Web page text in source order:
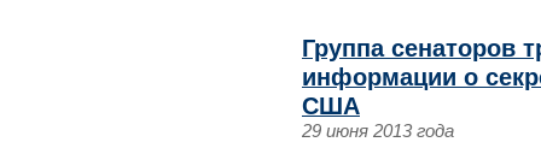
Группа сенаторов
информации о
США
29 июня 2013 года